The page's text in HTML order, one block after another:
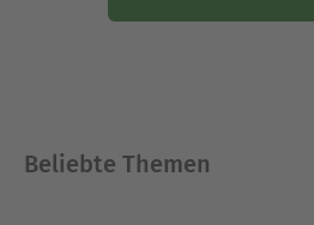
Beliebte Themen